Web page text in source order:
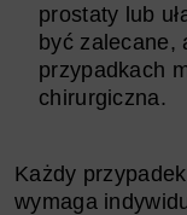
prostaty lub
być zalecane,
przypadkach
chirurgiczna.
Każdy
wymaga